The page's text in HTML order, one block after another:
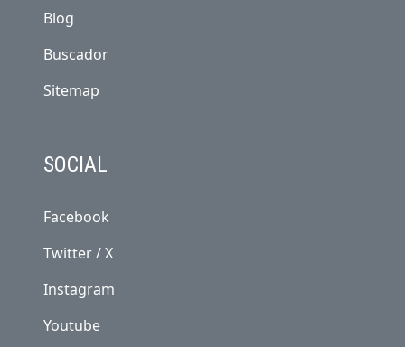
Blog
Buscador
Sitemap
SOCIAL
Facebook
Twitter / X
Instagram
Youtube